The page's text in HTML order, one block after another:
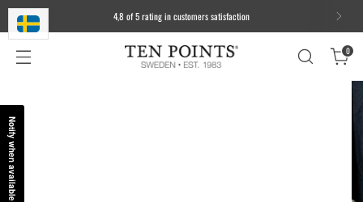
4,8 of 5 rating in customers satisfaction
0
Notify when available